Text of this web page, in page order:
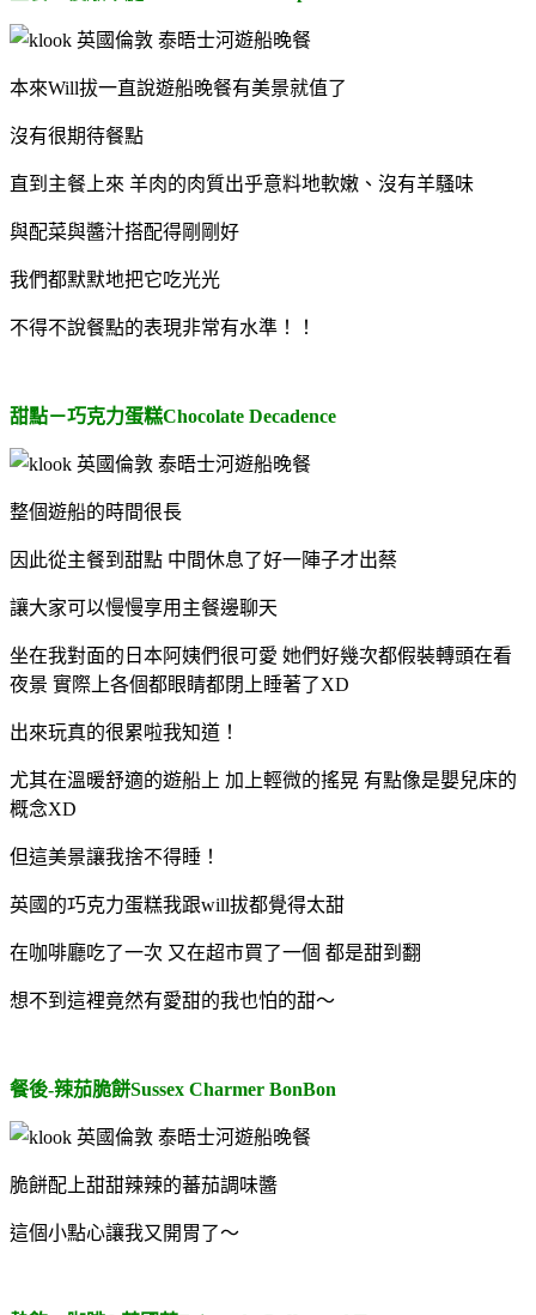
本來Will拔一直說遊船晚餐有美景就值了
沒有很期待餐點
直到主餐上來 羊肉的肉質出乎意料地軟嫩、沒有羊騷味
與配菜與醬汁搭配得剛剛好
我們都默默地把它吃光光
不得不說餐點的表現非常有水準！！
甜點－巧克力蛋糕Chocolate Decadence
整個遊船的時間很長
因此從主餐到甜點 中間休息了好一陣子才出蔡
讓大家可以慢慢享用主餐邊聊天
坐在我對面的日本阿姨們很可愛 她們好幾次都假裝轉頭在看
夜景 實際上各個都眼睛都閉上睡著了XD
出來玩真的很累啦我知道！
尤其在溫暖舒適的遊船上 加上輕微的搖晃 有點像是嬰兒床的
概念XD
但這美景讓我捨不得睡！
英國的巧克力蛋糕我跟will拔都覺得太甜
在咖啡廳吃了一次 又在超市買了一個 都是甜到翻
想不到這裡竟然有愛甜的我也怕的甜～
餐後-辣茄脆餅Sussex Charmer BonBon
脆餅配上甜甜辣辣的蕃茄調味醬
這個小點心讓我又開胃了～